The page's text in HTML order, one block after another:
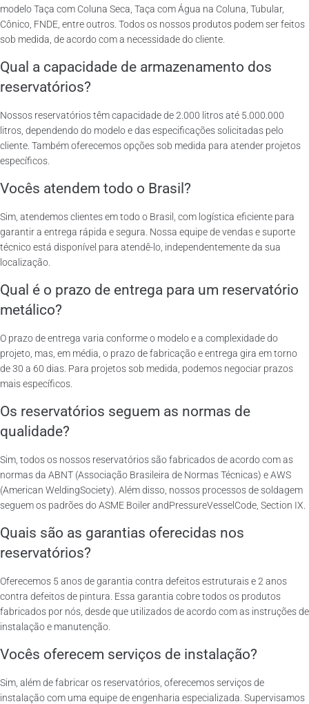
modelo Taça com Coluna Seca, Taça com Água na Coluna, Tubular,
Cônico, FNDE, entre outros. Todos os nossos produtos podem ser feitos
sob medida, de acordo com a necessidade do cliente.
Qual a capacidade de armazenamento dos
reservatórios?
Nossos reservatórios têm capacidade de 2.000 litros até 5.000.000
litros, dependendo do modelo e das especificações solicitadas pelo
cliente. Também oferecemos opções sob medida para atender projetos
específicos.
Vocês atendem todo o Brasil?
Sim, atendemos clientes em todo o Brasil, com logística eficiente para
garantir a entrega rápida e segura. Nossa equipe de vendas e suporte
técnico está disponível para atendê-lo, independentemente da sua
localização.
Qual é o prazo de entrega para um reservatório
metálico?
O prazo de entrega varia conforme o modelo e a complexidade do
projeto, mas, em média, o prazo de fabricação e entrega gira em torno
de 30 a 60 dias. Para projetos sob medida, podemos negociar prazos
mais específicos.
Os reservatórios seguem as normas de
qualidade?
Sim, todos os nossos reservatórios são fabricados de acordo com as
normas da ABNT (Associação Brasileira de Normas Técnicas) e AWS
(American WeldingSociety). Além disso, nossos processos de soldagem
seguem os padrões do ASME Boiler andPressureVesselCode, Section IX.
Quais são as garantias oferecidas nos
reservatórios?
Oferecemos 5 anos de garantia contra defeitos estruturais e 2 anos
contra defeitos de pintura. Essa garantia cobre todos os produtos
fabricados por nós, desde que utilizados de acordo com as instruções de
instalação e manutenção.
Vocês oferecem serviços de instalação?
Sim, além de fabricar os reservatórios, oferecemos serviços de
instalação com uma equipe de engenharia especializada. Supervisamos